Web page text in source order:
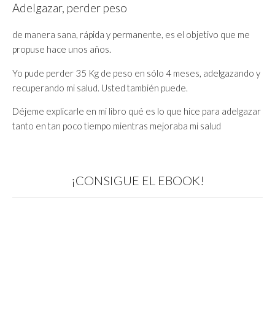
Adelgazar, perder peso
de manera sana, rápida y permanente, es el objetivo que me
propuse hace unos años.
Yo pude perder 35 Kg de peso en sólo 4 meses, adelgazando y
recuperando mi salud. Usted también puede.
Déjeme explicarle en mi libro qué es lo que hice para adelgazar
tanto en tan poco tiempo mientras mejoraba mi salud
¡CONSIGUE EL EBOOK!